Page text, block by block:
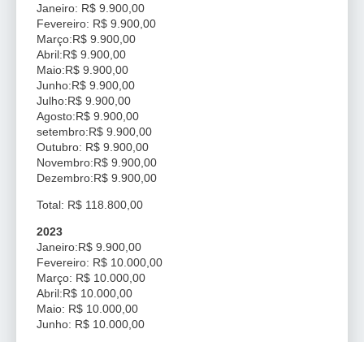
Janeiro: R$ 9.900,00
Fevereiro: R$ 9.900,00
Março:R$ 9.900,00
Abril:R$ 9.900,00
Maio:R$ 9.900,00
Junho:R$ 9.900,00
Julho:R$ 9.900,00
Agosto:R$ 9.900,00
setembro:R$ 9.900,00
Outubro: R$ 9.900,00
Novembro:R$ 9.900,00
Dezembro:R$ 9.900,00
Total: R$ 118.800,00
2023
Janeiro:R$ 9.900,00
Fevereiro: R$ 10.000,00
Março: R$ 10.000,00
Abril:R$ 10.000,00
Maio: R$ 10.000,00
Junho: R$ 10.000,00